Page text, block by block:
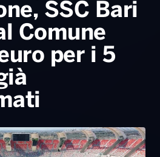
Consiglia
Astrabilia 2026
SSC Bari
Comune
per i 5